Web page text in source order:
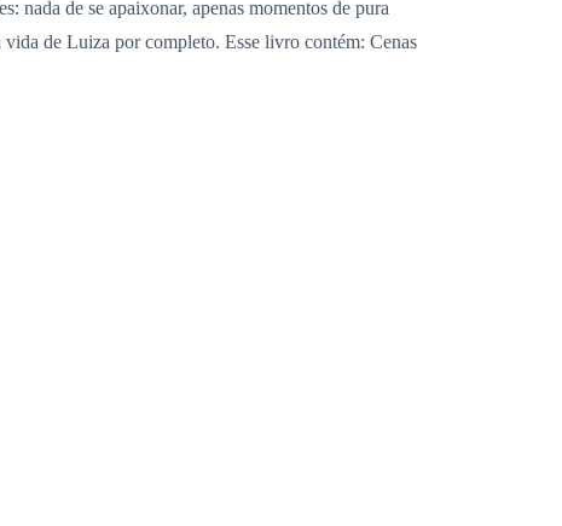
nada de se apaixonar, apenas momentos de pura
de Luiza por completo. Esse livro contém: Cenas